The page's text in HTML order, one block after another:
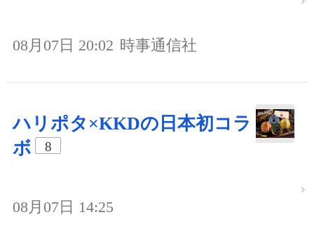
08月07日 20:02 時事通信社
ハリポタ×KKDの日本初コラ
ボ
8
08月07日 14:25